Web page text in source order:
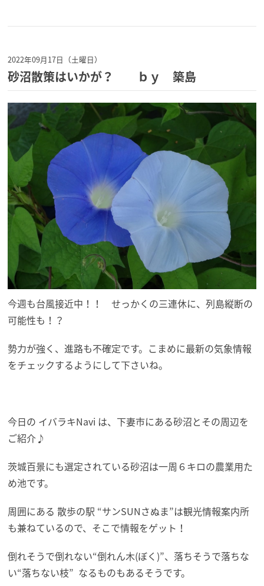
2022年09月17日（土曜日）
砂沼散策はいかが？ ｂｙ 築島
今週も台風接近中！！ せっかくの三連休に、列島縦断の
可能性も！？
勢力が強く、進路も不確定です。こまめに最新の気象情報
をチェックするようにして下さいね。
今日の イバラキNavi は、下妻市にある砂沼とその周辺を
ご紹介♪
茨城百景にも選定されている砂沼は一周６キロの農業用た
め池です。
周囲にある 散歩の駅 “サンSUNさぬま”は観光情報案内所
も兼ねているので、そこで情報をゲット！
倒れそうで倒れない“倒れん木(ぼく)”、落ちそうで落ちな
い“落ちない枝” なるものもあるそうです。